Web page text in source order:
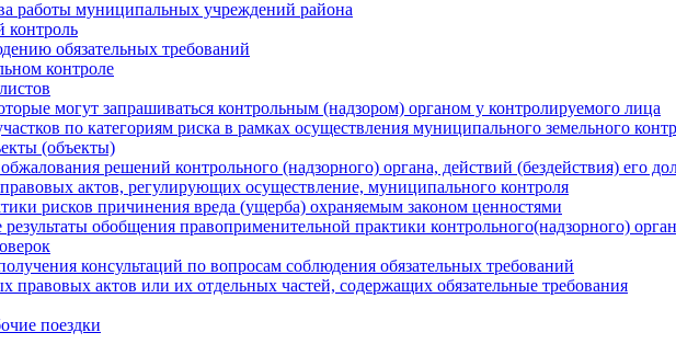
работы муниципальных учреждений района
обязательных требований
контроле
могут запрашиваться контрольным (надзором) органом у контролируемого лица
по категориям риска в рамках осуществления муниципального земельного
(объекты)
решений контрольного (надзорного) органа, действий (бездействия) его
актов, регулирующих осуществление, муниципального контроля
рисков причинения вреда (ущерба) охраняемым законом ценностями
обобщения правоприменительной практики контрольного(надзорного)
консультаций по вопросам соблюдения обязательных требований
правовых актов или их отдельных частей, содержащих обязательные требования
поездки